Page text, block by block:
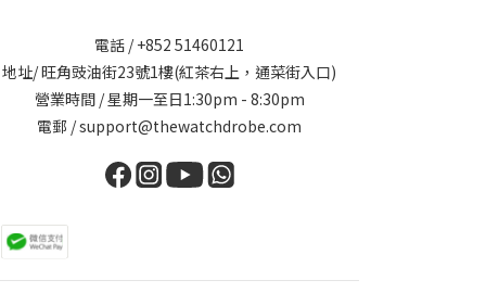
電話 / +852 51460121
地址/ 旺角豉油街23號1樓(紅茶右上，通菜街入口)
營業時間 / 星期一至日1:30pm - 8:30pm
電郵 / support@thewatchdrobe.com